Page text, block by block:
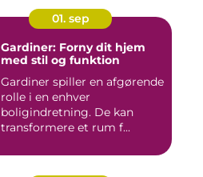
01. sep
Gardiner: Forny dit hjem
med stil og funktion
Gardiner spiller en afgørende
rolle i en enhver
boligindretning. De kan
transformere et rum f...